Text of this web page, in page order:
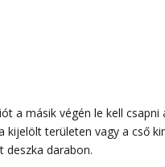
a másik végén le kell csapni
kijelölt területen vagy a cső
deszka darabon.